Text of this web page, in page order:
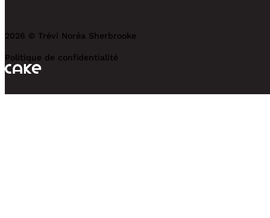
Politique de confidentialité
2026 © Trévi Noréa Sherbrooke